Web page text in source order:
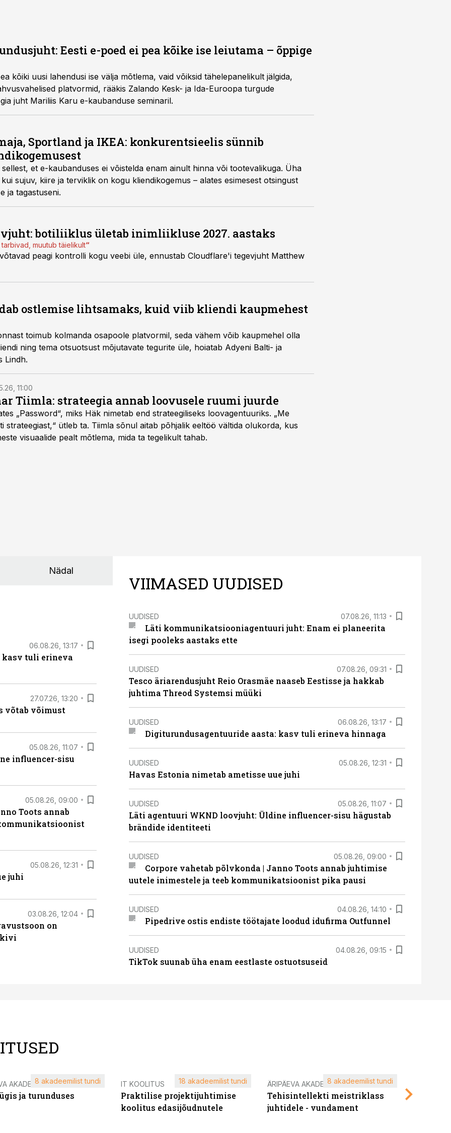
Eesti e-poed ei pea kõike ise leiutama – õppige
kõiki uusi lahendusi ise välja mõtlema, vaid võiksid tähelepanelikult jälgida,
platvormid, rääkis Zalando Kesk- ja Ida-Euroopa turgude
juht Mariliis Karu e-kaubanduse seminaril.
Sportland ja IKEA: konkurentsieelis sünnib
et e-kaubanduses ei võistelda enam ainult hinna või tootevalikuga. Üha
sujuv, kiire ja terviklik on kogu kliendikogemus – alates esimesest otsingust
ja tagastuseni.
botiliiklus ületab inimliikluse 2027. aastaks
muutub täielikult“
peagi kontrolli kogu veebi üle, ennustab Cloudflare'i tegevjuht Matthew
ostlemise lihtsamaks, kuid viib kliendi kaupmehest
toimub kolmanda osapoole platvormil, seda vähem võib kaupmehel olla
ning tema otsuotsust mõjutavate tegurite üle, hoiatab Adyeni Balti- ja
Lindh.
11:00
Tiimla: strateegia annab loovusele ruumi juurde
„Password“, miks Häk nimetab end strateegiliseks loovagentuuriks. „Me
strateegiast,“ ütleb ta. Tiimla sõnul aitab põhjalik eeltöö vältida olukorda, kus
visuaalide pealt mõtlema, mida ta tegelikult tahab.
Nädal
06.08.26, 13:17
kasv tuli erineva
27.07.26, 13:20
võtab võimust
05.08.26, 11:07
influencer-sisu
05.08.26, 09:00
Toots annab
05.08.26, 12:31
juhi
03.08.26, 12:04
on
VIIMASED UUDISED
UUDISED 07.08.26, 11:13
Läti kommunikatsiooniagentuuri juht: Enam ei planeerita
isegi pooleks aastaks ette
UUDISED 07.08.26, 09:31
Tesco äriarendusjuht Reio Orasmäe naaseb Eestisse ja hakkab
juhtima Threod Systemsi müüki
UUDISED 06.08.26, 13:17
Digiturundusagentuuride aasta: kasv tuli erineva hinnaga
UUDISED 05.08.26, 12:31
Havas Estonia nimetab ametisse uue juhi
UUDISED 05.08.26, 11:07
Läti agentuuri WKND loovjuht: Üldine influencer-sisu hägustab
brändide identiteeti
UUDISED 05.08.26, 09:00
Corpore vahetab põlvkonda | Janno Toots annab juhtimise
uutele inimestele ja teeb kommunikatsioonist pika pausi
UUDISED 04.08.26, 14:10
Pipedrive ostis endiste töötajate loodud idufirma Outfunnel
UUDISED 04.08.26, 09:15
TikTok suunab üha enam eestlaste ostuotsuseid
AKADEEMIA
ja turunduses
8 akadeemilist tundi IT KOOLITUS
Praktilise projektijuhtimise
koolitus edasijõudnutele
18 akadeemilist tundi ÄRIPÄEVA AKADEEMIA
Tehisintellekti meistriklass
juhtidele - vundament
8 akadeemilist tundi